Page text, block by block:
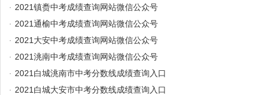
· 2021镇赉中考成绩查询网站微信公众号
· 2021通榆中考成绩查询网站微信公众号
· 2021大安中考成绩查询网站微信公众号
· 2021洮南中考成绩查询网站微信公众号
· 2021白城洮南市中考分数线成绩查询入口
· 2021白城大安市中考分数线成绩查询入口